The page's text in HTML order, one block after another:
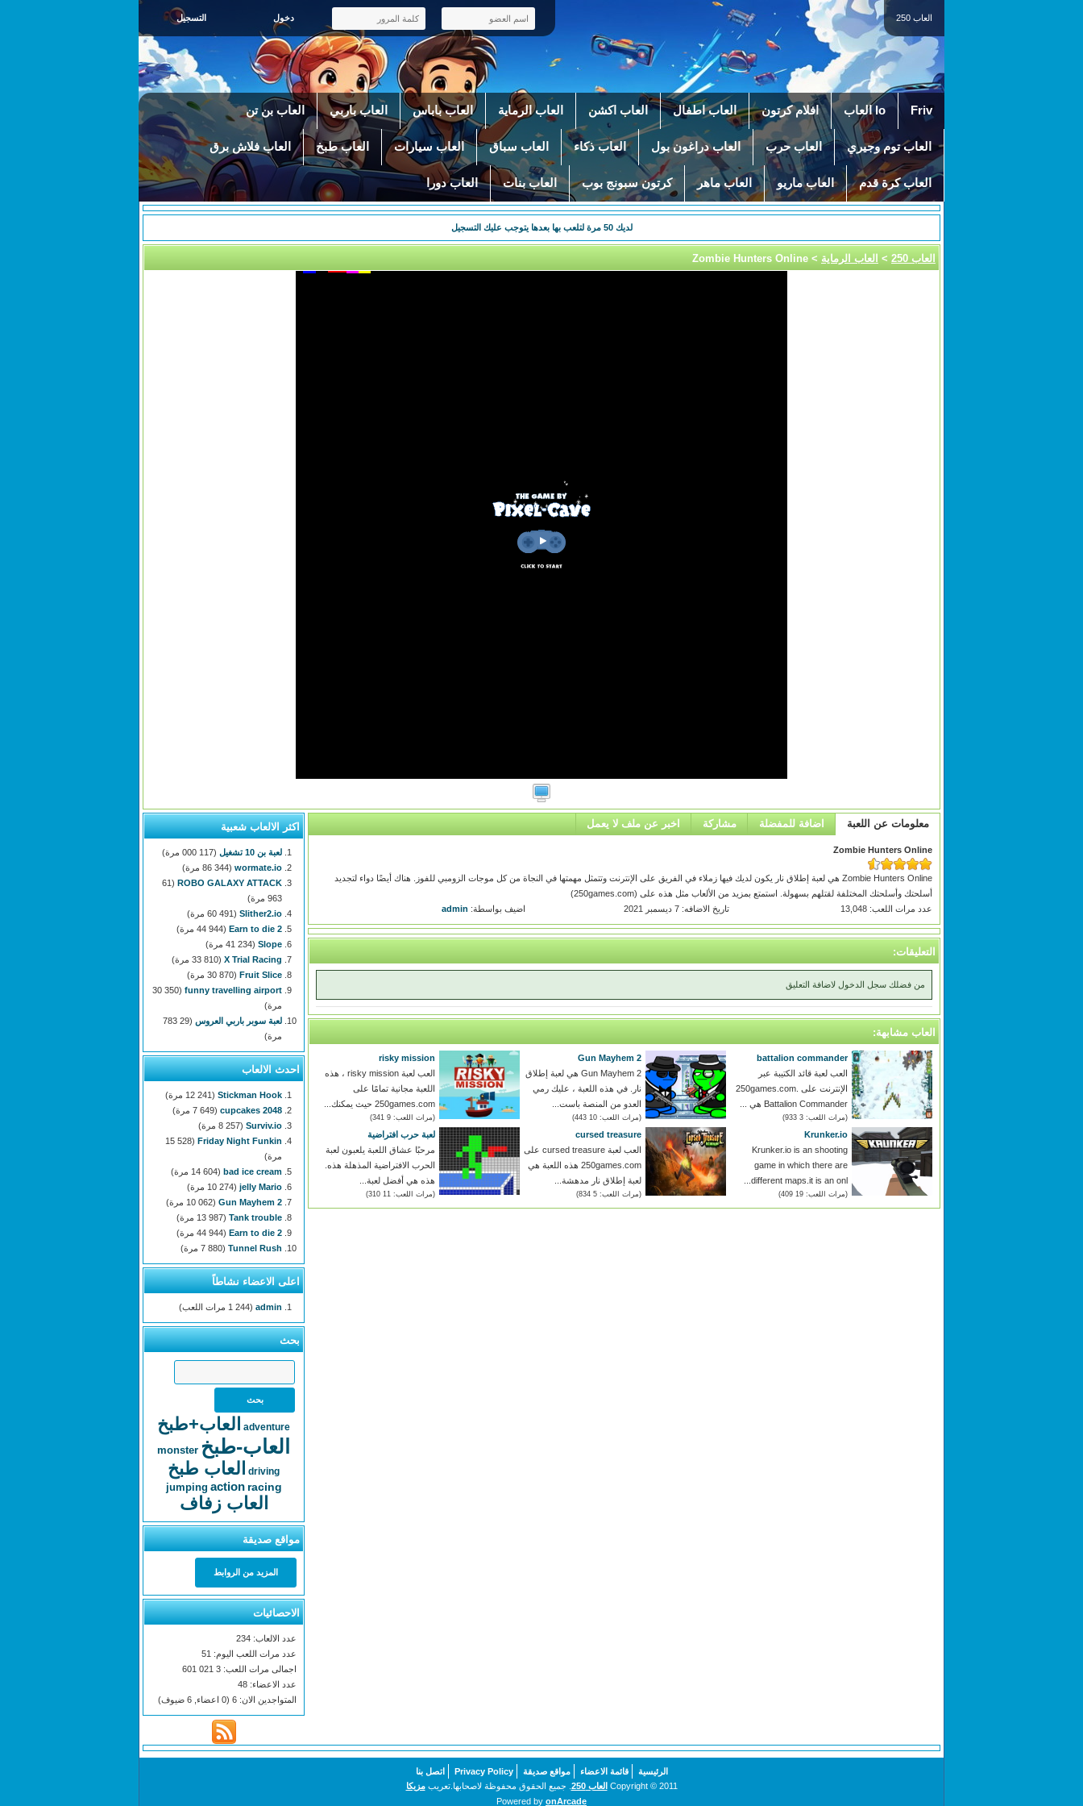
العاب 250 التسجيل
Friv Io العاب افلام كرتون العاب اطفال العاب اكشن العاب الرماية العاب باباس العاب باربي العاب بن تن
العاب توم وجيري العاب حرب العاب دراغون بول العاب ذكاء العاب سباق العاب سيارات العاب طبخ العاب فلاش برق
العاب كرة قدم العاب ماريو العاب ماهر كرتون سبونج بوب العاب بنات العاب دورا
لديك50 مرة لتلعب بها بعدها يتوجب عليك التسجيل
العاب 250 > العاب الرماية > Zombie Hunters Online
معلومات عن اللعبة اضافة للمفضلة مشاركة اخبر عن ملف لا يعمل
Zombie Hunters Online
Zombie Hunters Online هي لعبة إطلاق نار يكون لديك فيها زملاء في الفريق على الإنترنت وتتمثل مهمتها في النجاة من كل موجات الزومبي للفوز. هناك أيضًا دواء لتجديد
أسلحتك وأسلحتك المختلفة لقتلهم بسهولة. استمتع بمزيد من الألعاب مثل هذه على (250games.com)
عدد مرات اللعب: 13,048
تاريخ الاضافه: 7 ديسمبر 2021 اضيف بواسطة: admin
التعليقات:
من فضلك سجل الدخول لاضافة التعليق
العاب مشابهة:
battalion commander
العب لعبة قائد الكتيبة عبر
الإنترنت على 250games.com.
Battalion Commander هي ...
(مرات اللعب: 3 933)
Gun Mayhem 2
Gun Mayhem 2 هي لعبة إطلاق
نار. في هذه اللعبة ، عليك رمي
العدو من المنصة باست...
(مرات اللعب: 10 443)
risky mission
العب لعبة risky mission ، هذه
اللعبة مجانية تمامًا على
250games.com حيث يمكنك...
(مرات اللعب: 9 341)
Krunker.io
Krunker.io is an shooting
game in which there are
different maps.it is an onl...
(مرات اللعب: 19 409)
cursed treasure
العب لعبة cursed treasure على
250games.com هذه اللعبة هي
لعبة إطلاق نار مدهشة...
(مرات اللعب: 5 834)
لعبة حرب افتراضية
مرحبًا عشاق اللعبة يلعبون لعبة
الحرب الافتراضية المذهلة هذه.
هذه هي أفضل لعبة...
(مرات اللعب: 11 310)
اكثر الالعاب شعبية
لعبة بن 10 تشغيل
(117 000 مرة)
wormate.io (86 344 مرة)
ROBO GALAXY ATTACK
(61
963 مرة)
Slither2.io (60 491 مرة)
Earn to die 2 (44 944 مرة)
Slope (41 234 مرة)
X Trial Racing (33 810 مرة)
Fruit Slice (30 870 مرة)
funny travelling airport
(30 350
مرة)
لعبة سوبر باربي العروس
(29 783
مرة)
احدث الالعاب
Stickman Hook (12 241 مرة)
2048 cupcakes
(7 649 مرة)
Surviv.io (8 257 مرة)
Friday Night Funkin
(15 528
مرة)
bad ice cream (14 604 مرة)
jelly Mario (10 274 مرة)
Gun Mayhem 2 (10 062 مرة)
Tank trouble (13 987 مرة)
Earn to die 2 (44 944 مرة)
Tunnel Rush (7 880 مرة)
اعلى الاعضاء نشاطاً
admin (1 244 مرات اللعب)
بحث
adventure العاب+طبخ
العاب-طبخ monster
driving العاب طبخ
jumping action racing
العاب زفاف
مواقع صديقة
المزيد من الروابط
الاحصائيات
عدد الالعاب: 234
عدد مرات اللعب اليوم: 51
اجمالى مرات اللعب: 3 021 601
عدد الاعضاء: 48
المتواجدين الان: 6 (0 اعضاء, 6 ضيوف)
الرئيسية قائمة الاعضاء مواقع صديقة Privacy Policy
اتصل بنا
Copyright © 2011 العاب 250 . جميع الحقوق محفوظة لاصحابها.تعريبمزيكا
Powered by onArcade